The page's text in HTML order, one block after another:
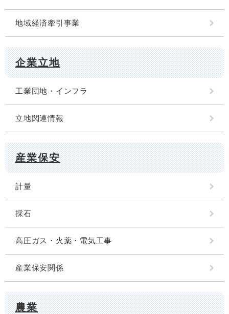
地域経済牽引事業
企業立地
工業団地・インフラ
立地関連情報
産業保安
計量
採石
高圧ガス・火薬・電気工事
産業保安関係
農業